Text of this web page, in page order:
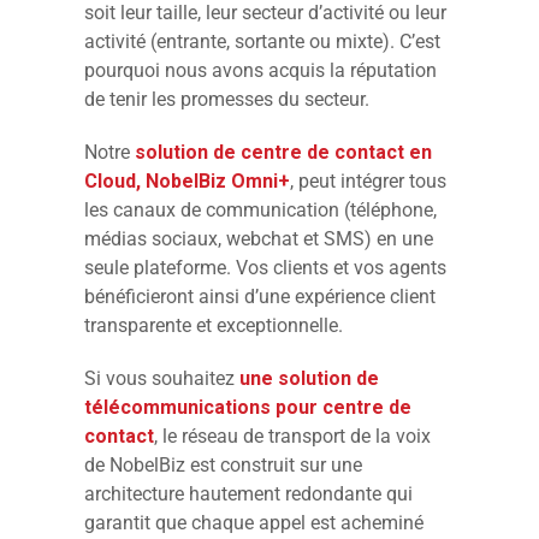
soit leur taille, leur secteur d’activité ou leur
activité (entrante, sortante ou mixte). C’est
pourquoi nous avons acquis la réputation
de tenir les promesses du secteur.
Notre solution de centre de contact en
Cloud, NobelBiz Omni+, peut intégrer tous
les canaux de communication (téléphone,
médias sociaux, webchat et SMS) en une
seule plateforme. Vos clients et vos agents
bénéficieront ainsi d’une expérience client
transparente et exceptionnelle.
Si vous souhaitez une solution de
télécommunications pour centre de
contact, le réseau de transport de la voix
de NobelBiz est construit sur une
architecture hautement redondante qui
garantit que chaque appel est acheminé